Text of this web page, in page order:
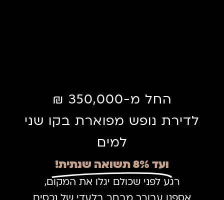
החל מ-350,000 ₪
לדירת נופש מפוארת בקו שני
למים
ועד 8% תשואה שנתית!
רגע לפני שכולם יגלו את המקום,